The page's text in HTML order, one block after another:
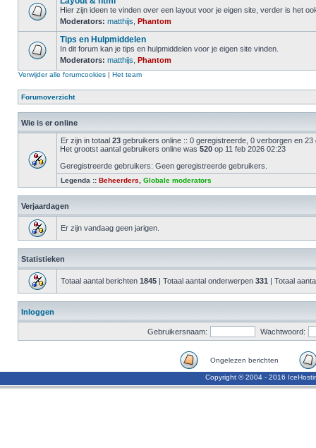
Hier zijn ideen te vinden over een layout voor je eigen site, verder is het
Moderators: matthijs Phantom
Tips en Hulpmiddelen
In dit forum kan je tips en hulpmiddelen voor je eigen site vinden.
Moderators: matthijs Phantom
Verwijder alle forumcookies | Het team
Forumoverzicht
Wie is er online
Er zijn in totaal 23 gebruikers online :: 0 geregistreerde, 0 verborgen en
Het grootst aantal gebruikers online was 520 op 11 feb 2026 02:23
Geregistreerde gebruikers: Geen geregistreerde gebruikers.
Legenda :: Beheerders Globale moderators
Verjaardagen
Er zijn vandaag geen jarigen.
Statistieken
Totaal aantal berichten 1845 | Totaal aantal onderwerpen 331 | Totaal
Inloggen
Gebruikersnaam: Wachtwoord:
Ongelezen berichten
Copyright © 2004 - 2016